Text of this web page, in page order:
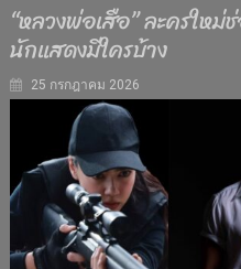
“หลวงพ่อเสือ” ละครใหม่
นักแสดงมีใครบ้าง
25 กรกฎาคม 2026